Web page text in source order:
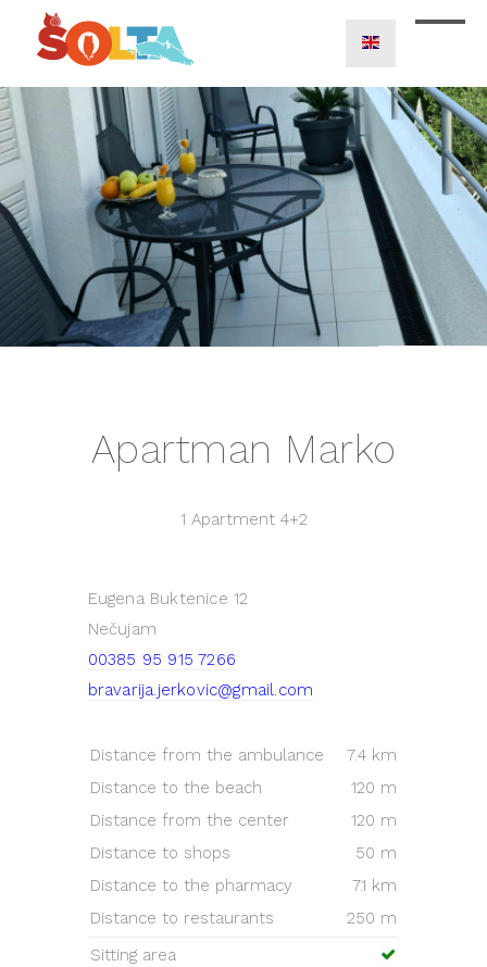
Apartman Marko
1 Apartment 4+2
Eugena Buktenice 12
Nečujam
00385 95 915 7266
bravarija.jerkovic@gmail.com
Distance from the ambulance
7.4 km
Distance to the beach
120 m
Distance from the center
120 m
Distance to shops
50 m
Distance to the pharmacy
7.1 km
Distance to restaurants
250 m
Sitting area